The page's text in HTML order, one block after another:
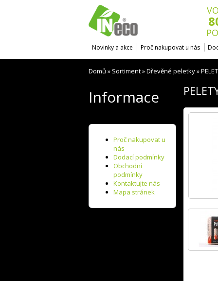
Novinky a akce Proč nakupovat u nás
Domů » Sortiment»Dřevěné peletky»
Informace
Proč nakupovat u
nás
Dodací podmínky
Obchodní
podmínky
Kontaktujte nás
Mapa stránek